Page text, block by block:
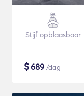
Stijf opblaasbaar
$689 /dag